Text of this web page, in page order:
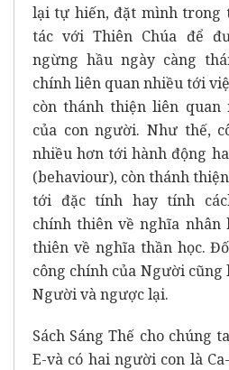
lại tự hiến, đặt mình trong
tác với Thiên Chúa để
ngừng hầu ngày càng
chính liên quan nhiều tới
còn thánh thiện liên
của con người. Như thế,
nhiều hơn tới hành động
(behaviour), còn thánh
tới đặc tính hay tính
chính thiên về nghĩa nhân
thiên về nghĩa thần học.
công chính của Người
Người và ngược lại.
Sách Sáng Thế cho chúng
E-và có hai người con là